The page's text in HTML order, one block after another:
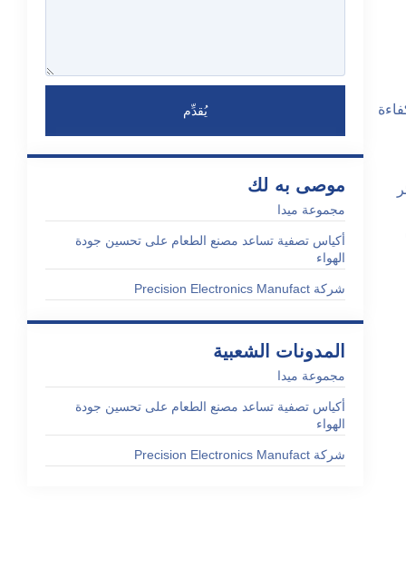
يُقدِّم
موصى به لك
مجموعة ميدا
أكياس تصفية تساعد مصنع الطعام على تحسين جودة
الهواء
شركة Precision Electronics Manufact
المدونات الشعبية
مجموعة ميدا
أكياس تصفية تساعد مصنع الطعام على تحسين جودة
الهواء
شركة Precision Electronics Manufact